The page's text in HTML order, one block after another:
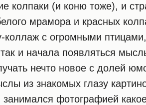
колпаки (и коню тоже), и
мрамора и красных
коллаж с огромными
и начала появляться
нечто новое с долей
из знакомых глазу
фотографией